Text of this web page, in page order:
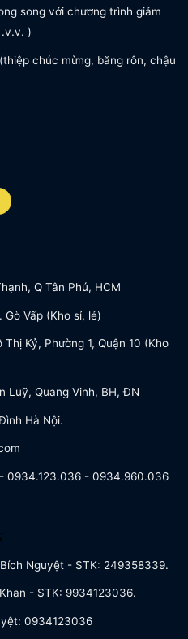
song với chương trình giảm
)
chúc mừng, băng rôn, chậu
Q Tân Phú, HCM
Gò Vấp (Kho sỉ, lẻ)
Kỷ, Phường 1, Quận 10 (Kho
Luỹ, Quang Vinh, BH, ĐN
Hà Nội.
0934.123.036 - 0934.960.036
Nguyệt - STK: 249358339.
- STK: 9934123036.
0934123036